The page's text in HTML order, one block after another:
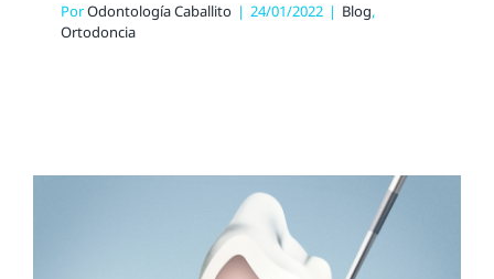
PorOdontología Caballito | 24/01/2022 | Blog,
Ortodoncia